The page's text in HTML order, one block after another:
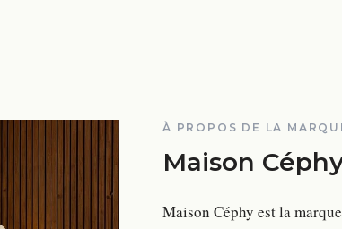
À PROPOS DE LA
Maison Céphy
Maison Céphy est la